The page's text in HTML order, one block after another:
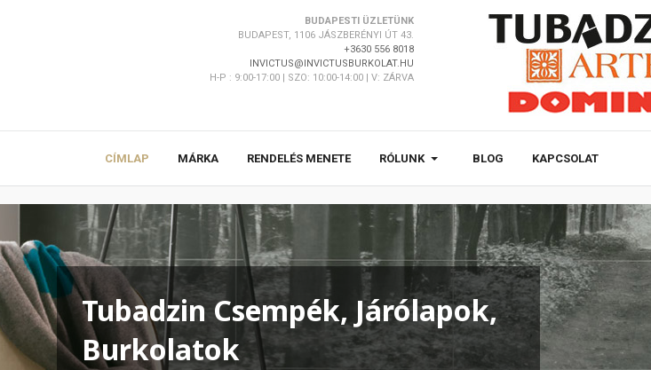
BUDAPESTI ÜZLETÜNK
BUDAPEST, 1106 JÁSZBERÉNYI ÚT 43.
+3630 556 8018
INVICTUS@INVICTUSBURKOLAT.HU
H-P : 9:00-17:00 | SZO: 10:00-14:00 | V: ZÁRVA
CÍMLAP MÁRKA RENDELÉS MENETE RÓLUNK BLOG KAPCSOLAT
Tubadzin Csempék, Járólapok,
Burkolatok